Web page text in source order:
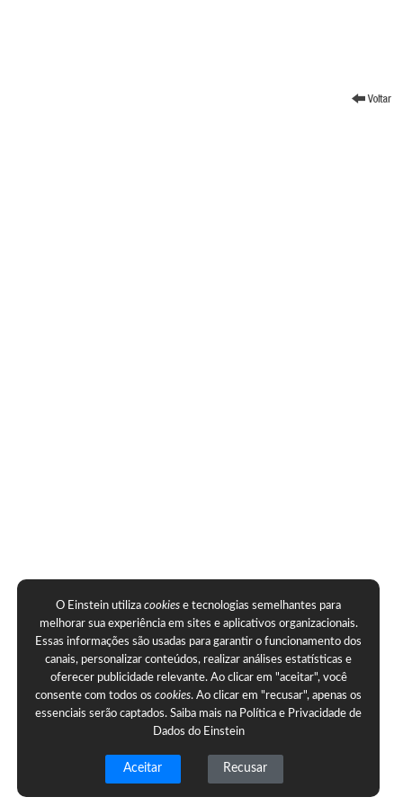
O Einstein utilizacookies e tecnologias semelhantes para
melhorar sua experiência em sites e aplicativos organizacionais.
Essas informações são usadas para garantir o funcionamento dos
canais, personalizar conteúdos, realizar análises estatísticas e
oferecer publicidade relevante. Ao clicar em "aceitar", você
consente com todos oscookies. Ao clicar em "recusar", apenas os
essenciais serão captados. Saiba mais na Política e Privacidade de
Dados do Einstein
Aceitar Recusar